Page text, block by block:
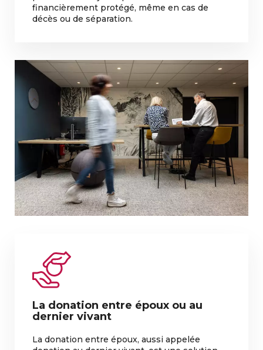
financièrement protégé, même en cas de
décès ou de séparation.
La donation entre époux ou au
dernier vivant
La donation entre époux, aussi appelée